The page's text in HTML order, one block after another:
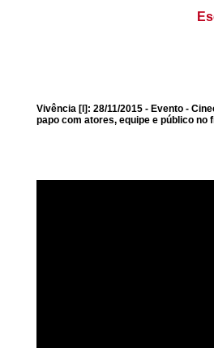
Vivência [l]: 28/11/2015 - Evento -
papo com atores, equipe e público no